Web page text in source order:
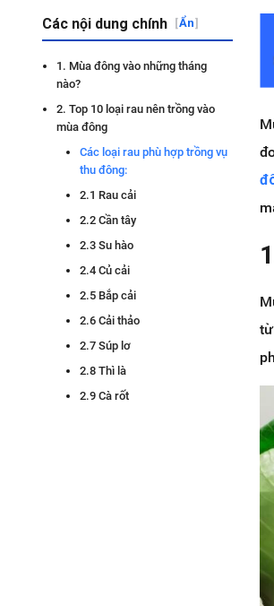
Các nội dung chính [Ẩn]
1. Mùa đông vào những tháng
nào?
2. Top 10 loại rau nên trồng vào
mùa đông
Các loại rau phù hợp trồng vụ
thu đông:
2.1 Rau cải
2.2 Cần tây
2.3 Su hào
2.4 Củ cải
2.5 Bắp cải
2.6 Cải thảo
2.7 Súp lơ
2.8 Thì là
2.9 Cà rốt